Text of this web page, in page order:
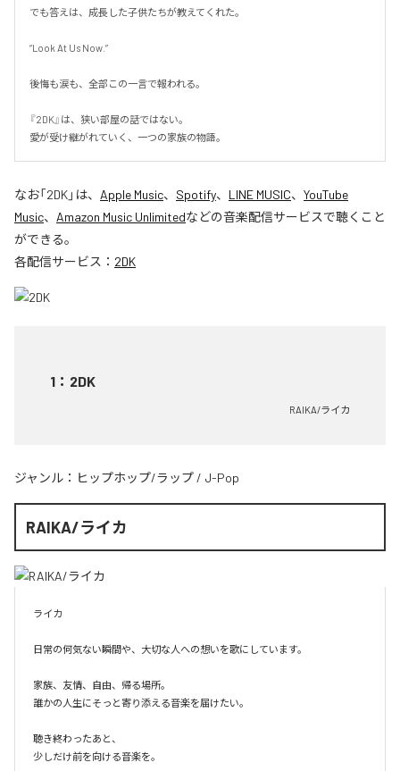
でも答えは、成長した子供たちが教えてくれた。
“Look At Us Now.”
後悔も涙も、全部この一言で報われる。
『2DK』は、狭い部屋の話ではない。
愛が受け継がれていく、一つの家族の物語。
なお「2DK」は、 Apple Music、 Spotify、 LINE MUSIC、 YouTube
Music、 Amazon Music Unlimitedなどの音楽配信サービスで聴くこと
ができる。
各配信サービス： 2DK
1 ： 2DK
RAIKA/ライカ
ジャンル： ヒップホップ/ラップ / J-Pop
RAIKA/ライカ
ライカ
日常の何気ない瞬間や、大切な人への想いを歌にしています。
家族、友情、自由、帰る場所。
誰かの人生にそっと寄り添える音楽を届けたい。
聴き終わったあと、
少しだけ前を向ける音楽を。